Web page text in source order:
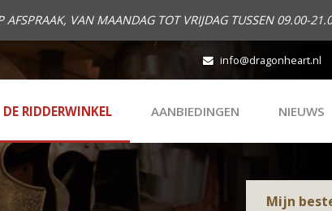
VAN MAANDAG TOT VRIJDAG TUSSEN 09.00-
info@dragonheart.nl
DE RIDDERWINKEL AANBIEDINGEN NIEUWS
Mijn